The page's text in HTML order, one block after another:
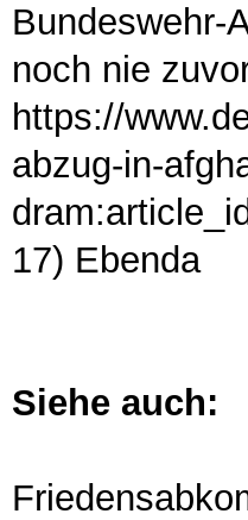
Bundeswehr-
noch nie
https://
abzug-in-
17) Ebenda
Siehe auch: